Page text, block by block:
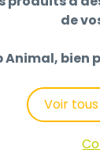
de
Animal, bien
Voir